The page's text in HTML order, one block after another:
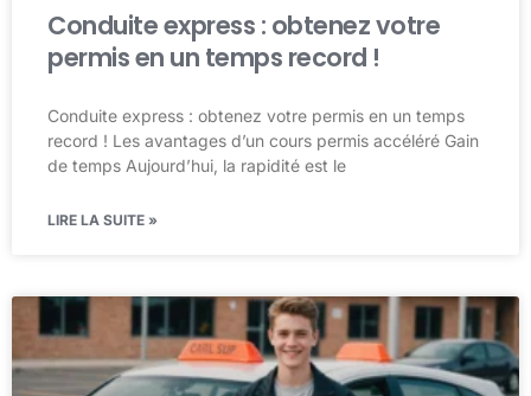
Conduite express : obtenez votre
permis en un temps record !
Conduite express : obtenez votre permis en un temps
record ! Les avantages d’un cours permis accéléré Gain
de temps Aujourd’hui, la rapidité est le
LIRE LA SUITE »